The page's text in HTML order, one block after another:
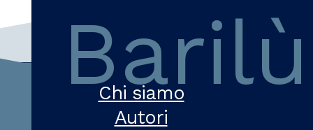
Barilù
Chi siamo
Autori